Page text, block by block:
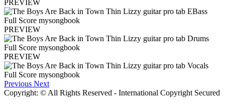
PREVIEW
PREVIEW
PREVIEW
Previous Next
Copyright: © All Rights Reserved - International Copyright Secured